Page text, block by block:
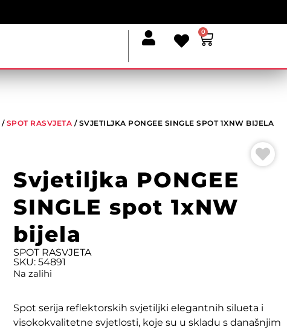
0
/ SPOT RASVJETA / SVJETILJKA PONGEE SINGLE SPOT 1XNW BIJELA
Svjetiljka PONGEE
SINGLE spot 1xNW
bijela
SPOT RASVJETA
SKU: 54891
Na zalihi
Spot serija reflektorskih svjetiljki elegantnih silueta i
visokokvalitetne svjetlosti, koje su u skladu s današnjim